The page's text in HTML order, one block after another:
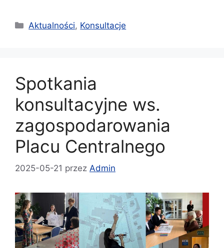
Kategorie
Aktualności, Konsultacje
Spotkania
konsultacyjne ws.
zagospodarowania
Placu Centralnego
2025-05-21 przez Admin